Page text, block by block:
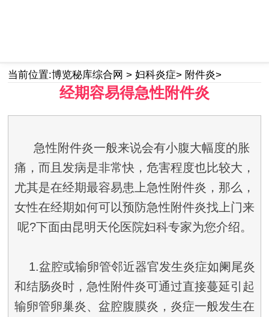
space
当前位置:博览秘库综合网 > 妇科炎症> 附件炎>
经期容易得急性附件炎
急性附件炎一般来说会有小腹大幅度的胀
痛，而且发病是非常快，危害程度也比较大，
尤其是在经期最容易患上急性附件炎，那么，
女性在经期如何可以预防急性附件炎找上门来
呢?下面由昆明天伦医院妇科专家为您介绍。
1.盆腔或输卵管邻近器官发生炎症如阑尾炎
和结肠炎时，急性附件炎可通过直接蔓延引起
输卵管卵巢炎、盆腔腹膜炎，炎症一般发生在